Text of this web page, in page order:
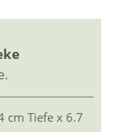
cm Tiefe x 6.7